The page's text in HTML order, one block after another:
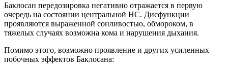
Баклосан передозировка негативно отражается в первую
очередь на состоянии центральной НС. Дисфункции
проявляются выраженной сонливостью, обмороком, в
тяжелых случаях возможна кома и нарушения дыхания.
Помимо этого, возможно проявление и других усиленных
побочных эффектов Баклосана: